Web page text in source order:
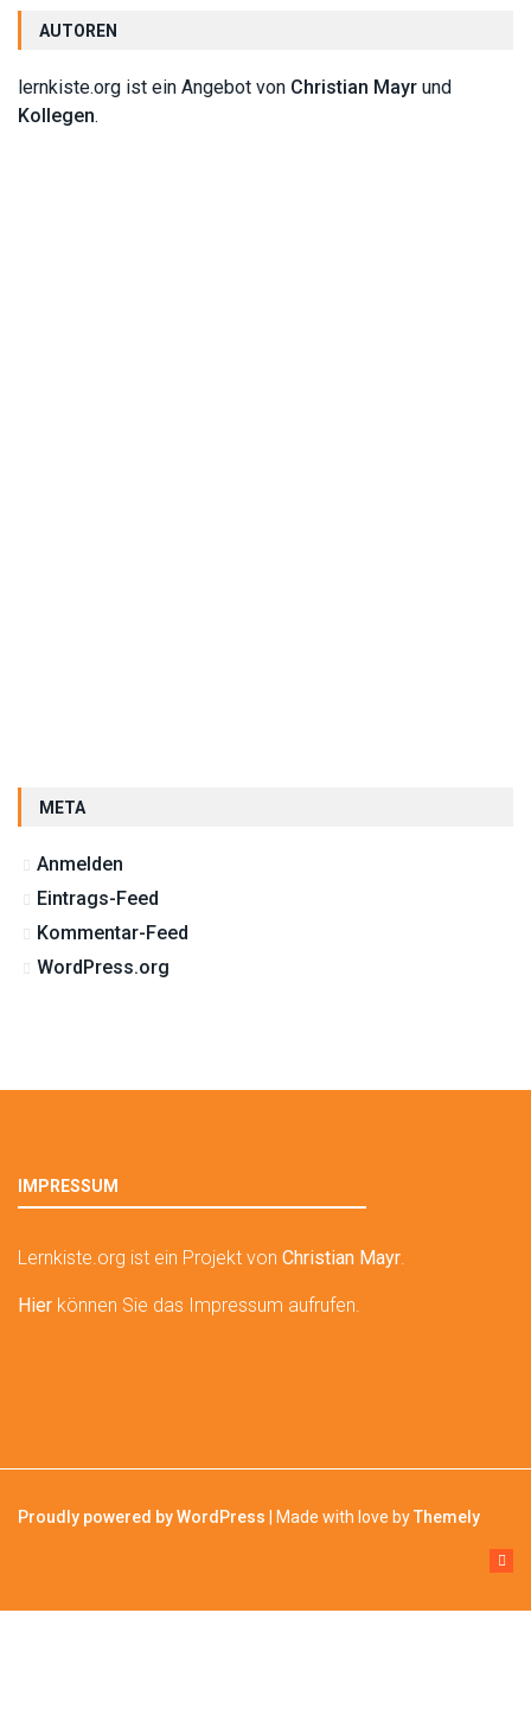
AUTOREN
lernkiste.org ist ein Angebot von Christian Mayr und
Kollegen.
META
Anmelden
Eintrags-Feed
Kommentar-Feed
WordPress.org
IMPRESSUM
Lernkiste.org ist ein Projekt von Christian Mayr.
Hier können Sie das Impressum aufrufen.
Proudly powered by WordPress Made with love byThemely